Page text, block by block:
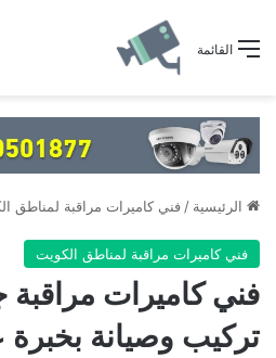
القائمة
الرئيسية / فني كاميرات مراقبة لمناطق
فني كاميرات مراقبة لمناطق الكويت
فني كاميرات مراقبة
تركيب وصيانة بخبرة